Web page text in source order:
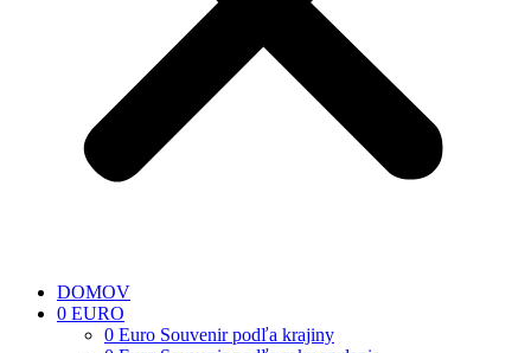
DOMOV
0 EURO
0 Euro Souvenir podľa krajiny